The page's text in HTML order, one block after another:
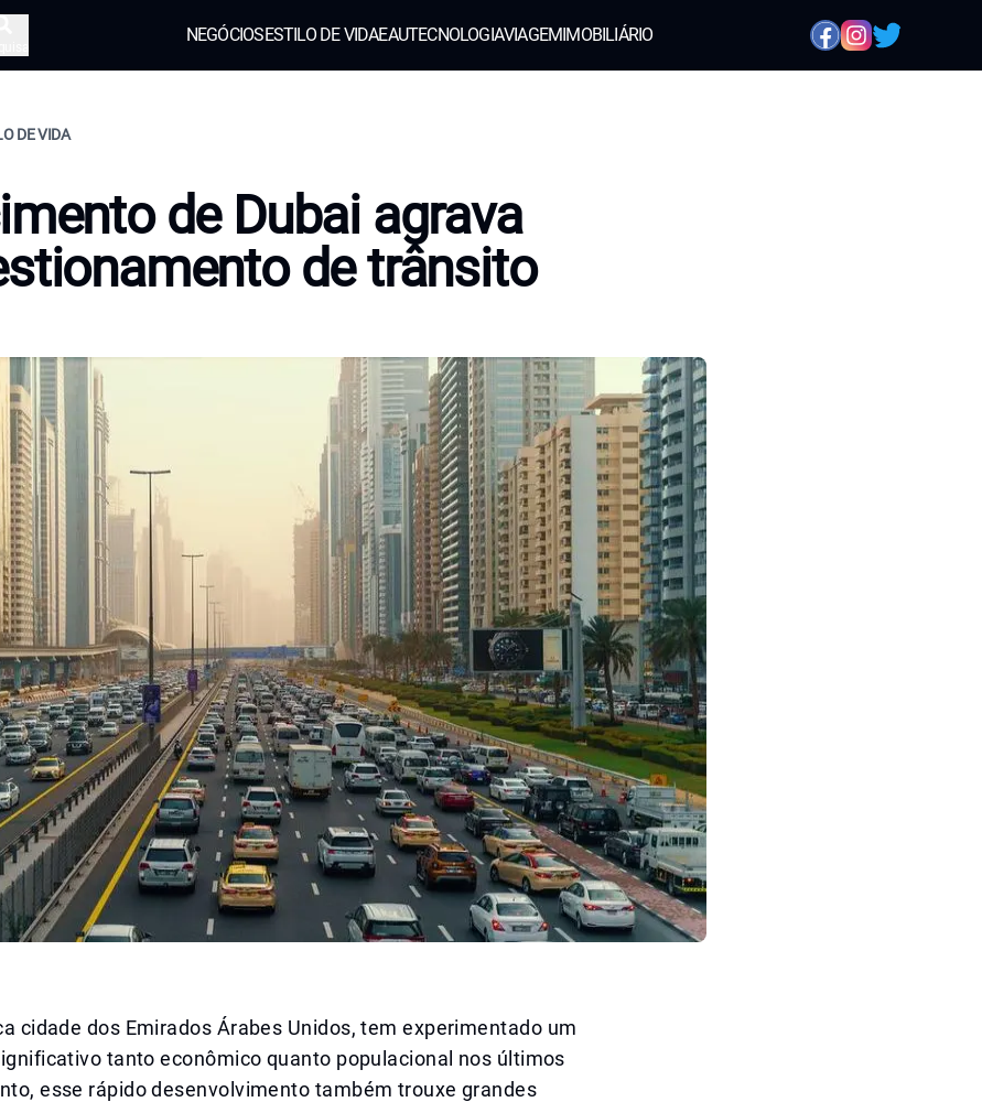
NEGÓCIOSESTILO DE VIDAEAUTECNOLOGIAVIAGEMIMOBILIÁRIO
DE VIDA
de Dubai agrava
de trânsito
cidade dos Emirados Árabes Unidos, tem experimentado um
tanto econômico quanto populacional nos últimos
esse rápido desenvolvimento também trouxe grandes